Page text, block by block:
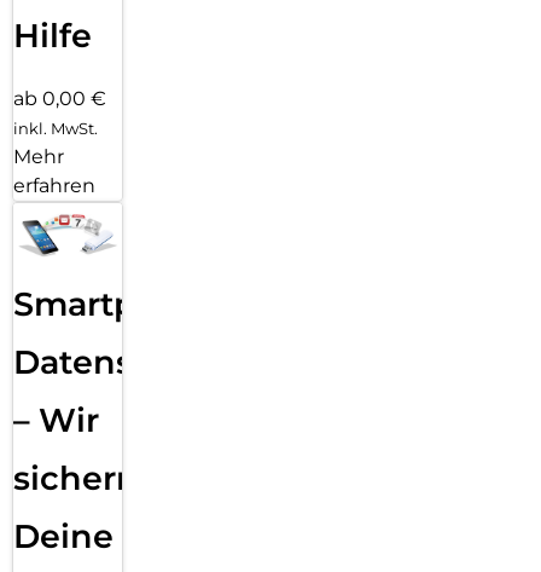
Hilfe
ab 0,00 €
inkl. MwSt.
Mehr
erfahren
Smartphone
Datensicherung
– Wir
sichern
Deine